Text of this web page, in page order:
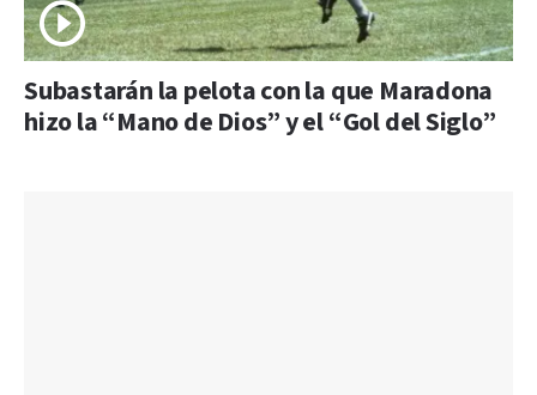
Subastarán la pelota con la que Maradona
hizo la “Mano de Dios” y el “Gol del Siglo”